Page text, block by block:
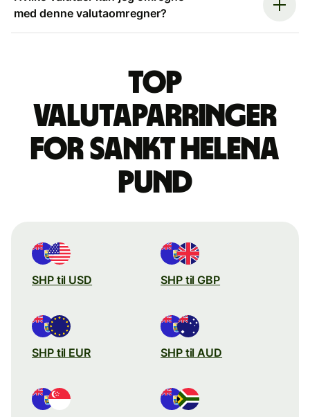
med denne valutaomregner?
Top
valutaparringer
for sankt helena
pund
SHP til USD SHP til GBP
SHP til EUR SHP til AUD